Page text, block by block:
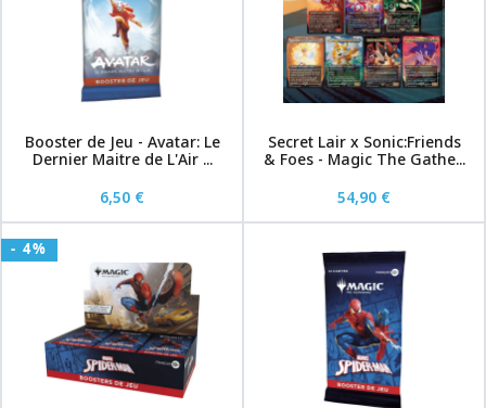
Booster de Jeu - Avatar: Le
Dernier Maitre de L'Air ...
6,50 €
Secret Lair x Sonic:Friends
& Foes - Magic The Gathe...
54,90 €
- 4%